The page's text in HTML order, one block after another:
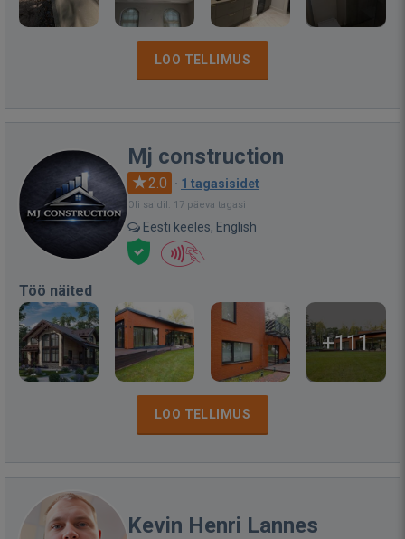
LOO TELLIMUS
Mj construction
2.0 · 1 tagasisidet
Oli saidil: 17 päeva tagasi
Eesti keeles, English
Töö näited
+111
LOO TELLIMUS
Kevin Henri Lannes